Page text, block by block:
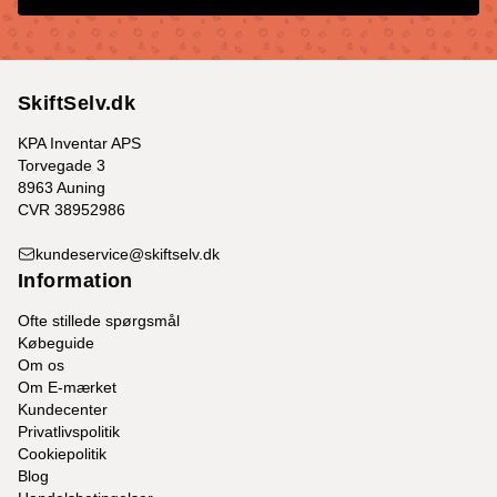
SkiftSelv.dk
KPA Inventar APS
Torvegade 3
8963 Auning
CVR 38952986
kundeservice@skiftselv.dk
Information
Ofte stillede spørgsmål
Købeguide
Om os
Om E-mærket
Kundecenter
Privatlivspolitik
Cookiepolitik
Blog